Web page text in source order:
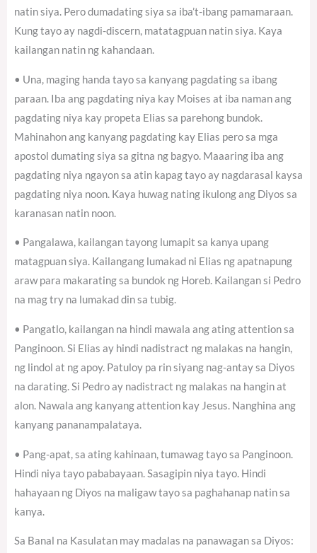
natin siya. Pero dumadating siya sa iba’t-ibang pamamaraan.
Kung tayo ay nagdi-discern, matatagpuan natin siya. Kaya
kailangan natin ng kahandaan.
• Una, maging handa tayo sa kanyang pagdating sa ibang
paraan. Iba ang pagdating niya kay Moises at iba naman ang
pagdating niya kay propeta Elias sa parehong bundok.
Mahinahon ang kanyang pagdating kay Elias pero sa mga
apostol dumating siya sa gitna ng bagyo. Maaaring iba ang
pagdating niya ngayon sa atin kapag tayo ay nagdarasal kaysa
pagdating niya noon. Kaya huwag nating ikulong ang Diyos sa
karanasan natin noon.
• Pangalawa, kailangan tayong lumapit sa kanya upang
matagpuan siya. Kailangang lumakad ni Elias ng apatnapung
araw para makarating sa bundok ng Horeb. Kailangan si Pedro
na mag try na lumakad din sa tubig.
• Pangatlo, kailangan na hindi mawala ang ating attention sa
Panginoon. Si Elias ay hindi nadistract ng malakas na hangin,
ng lindol at ng apoy. Patuloy pa rin siyang nag-antay sa Diyos
na darating. Si Pedro ay nadistract ng malakas na hangin at
alon. Nawala ang kanyang attention kay Jesus. Nanghina ang
kanyang pananampalataya.
• Pang-apat, sa ating kahinaan, tumawag tayo sa Panginoon.
Hindi niya tayo pababayaan. Sasagipin niya tayo. Hindi
hahayaan ng Diyos na maligaw tayo sa paghahanap natin sa
kanya.
Sa Banal na Kasulatan may madalas na panawagan sa Diyos: